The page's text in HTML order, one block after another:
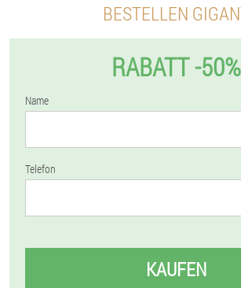
BESTELLEN
RABATT -50%
Name
Telefon
KAUFEN